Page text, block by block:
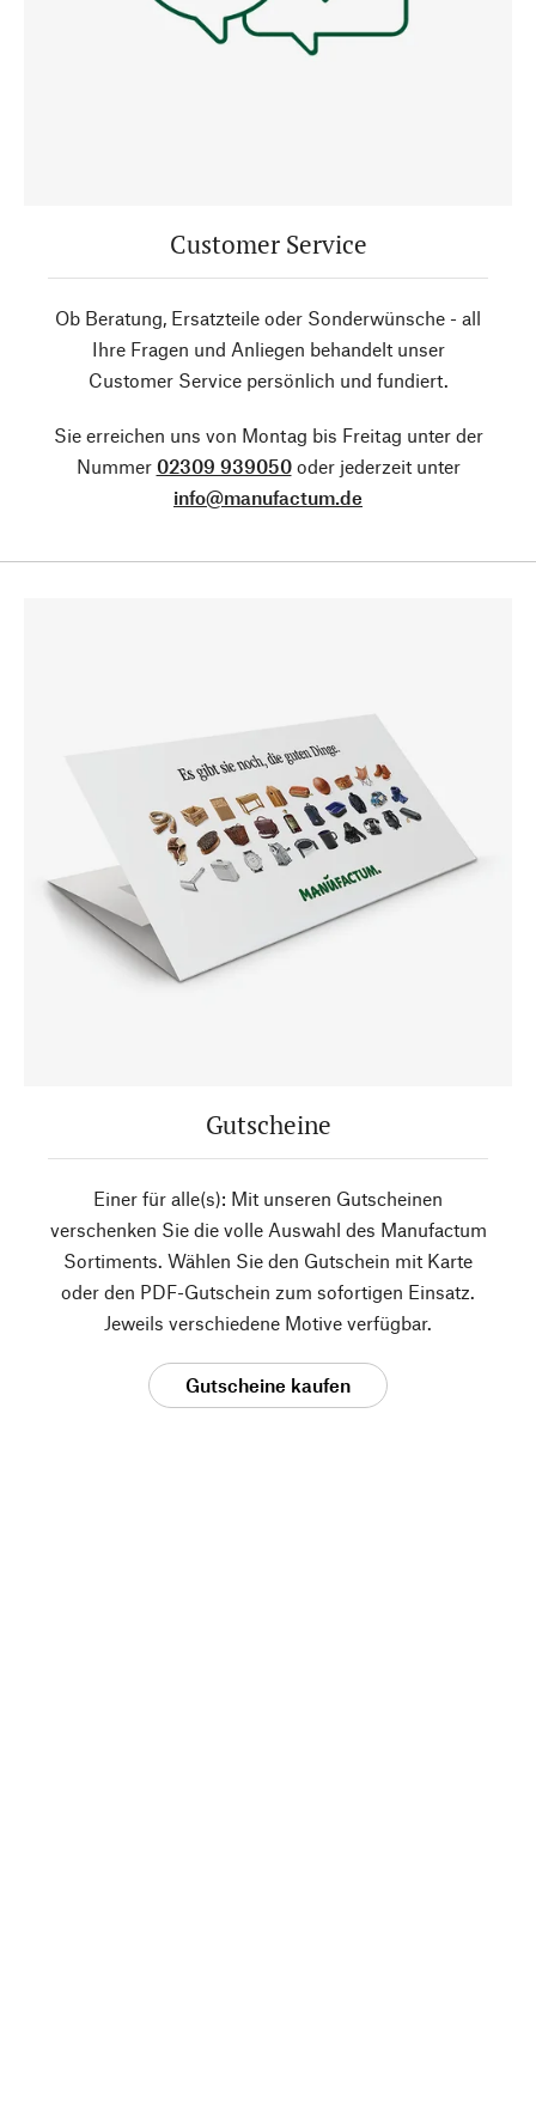
Customer Service
Ob Beratung, Ersatzteile oder Sonderwünsche - all
Ihre Fragen und Anliegen behandelt unser
Customer Service persönlich und fundiert.
Sie erreichen uns von Montag bis Freitag unter der
Nummer 02309 939050oder jederzeit unter
info@manufactum.de
Gutscheine
Einer für alle(s): Mit unseren Gutscheinen
verschenken Sie die volle Auswahl des Manufactum
Sortiments. Wählen Sie den Gutschein mit Karte
oder den PDF-Gutschein zum sofortigen Einsatz.
Jeweils verschiedene Motive verfügbar.
Gutscheine kaufen